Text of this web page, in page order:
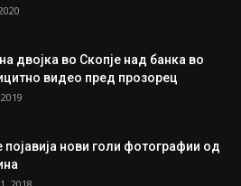
двојка во Скопје над банка во
видео пред прозорец
појавија нови голи фотографии од